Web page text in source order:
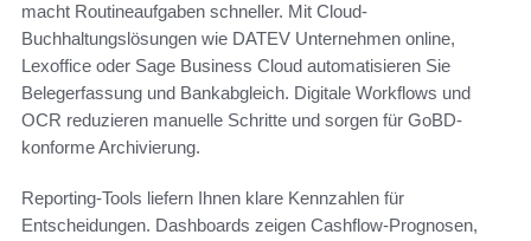
macht Routineaufgaben schneller. Mit Cloud-
Buchhaltungslösungen wie DATEV Unternehmen online,
Lexoffice oder Sage Business Cloud automatisieren Sie
Belegerfassung und Bankabgleich. Digitale Workflows und
OCR reduzieren manuelle Schritte und sorgen für GoBD-
konforme Archivierung.
Reporting-Tools liefern Ihnen klare Kennzahlen für
Entscheidungen. Dashboards zeigen Cashflow-Prognosen,